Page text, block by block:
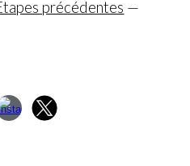
précédentes —